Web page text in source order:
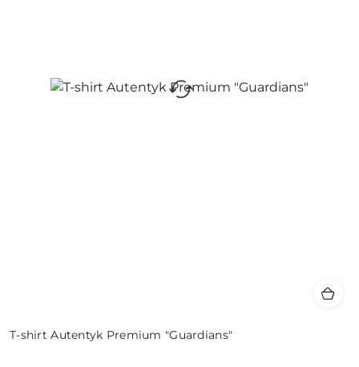
T-shirt Autentyk Premium "Guardians"